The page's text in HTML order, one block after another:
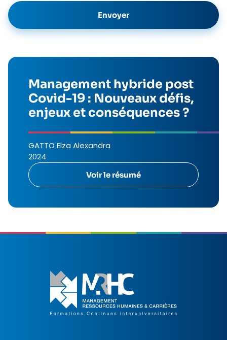
Management hybride post
Covid-19 : Nouveaux défis,
enjeux et conséquences ?
GATTO Elza Alexandra
2024
Voir le résumé